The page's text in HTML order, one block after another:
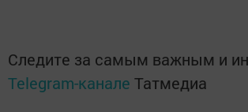
Следите за самым важным и
Telegram-канале Татмедиа